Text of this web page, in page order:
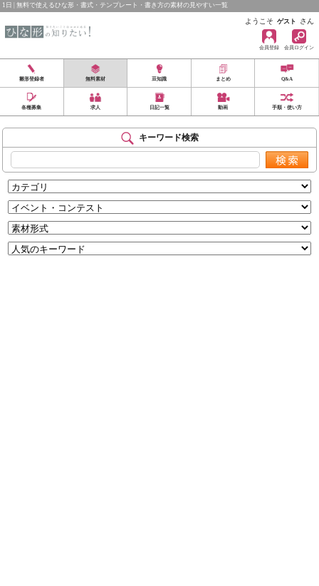
1日 | 無料で使えるひな形・書式・テンプレート・書き方の素材の見やすい一覧
ようこそ ゲスト さん
会員登録 会員ログイン
雛形登録者 無料素材 豆知識 まとめ Q&A
各種募集 求人 日記一覧 動画 手順・使い方
キーワード検索